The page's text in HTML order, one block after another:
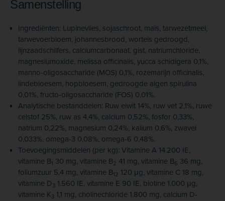
Samenstelling
Ingrediënten: Lupinevlies, sojaschroot, maïs, tarwezetmeel,
tarwevoerbloem, johannesbrood, wortels gedroogd,
lijnzaadschilfers, calciumcarbonaat, gist, natriumchloride,
magnesiumoxide, melissa officinalis, yucca schidigera 0,1%,
manno-oligosaccharide (MOS) 0,1%, rozemarijn officinalis,
lindebloesem, hopbloesem, gedroogde algen spirulina
0,01%, fructo-oligosaccharide (FOS) 0,01%.
Analytische bestanddelen: Ruw eiwit 14%, ruw vet 2,1%, ruwe
celstof 25%, ruw as 4,4%, calcium 0,52%, fosfor 0,33%,
natrium 0,22%, magnesium 0,24%, kalium 0,6%, zwavel
0,033%, omega-3 0,08%, omega-6 0,48%.
Toevoegingsmiddelen (per kg): Vitamine A 14.200 IE,
vitamine B1 30 mg, vitamine B2 41 mg, vitamine B6 36 mg,
foliumzuur 5,4 mg, vitamine B12 120 μg, vitamine C 18 mg,
vitamine D3 1.560 IE, vitamine E 90 IE, biotine 1.000 μg,
vitamine K3 1,1 mg, cholinechloride 1.800 mg, calcium D-